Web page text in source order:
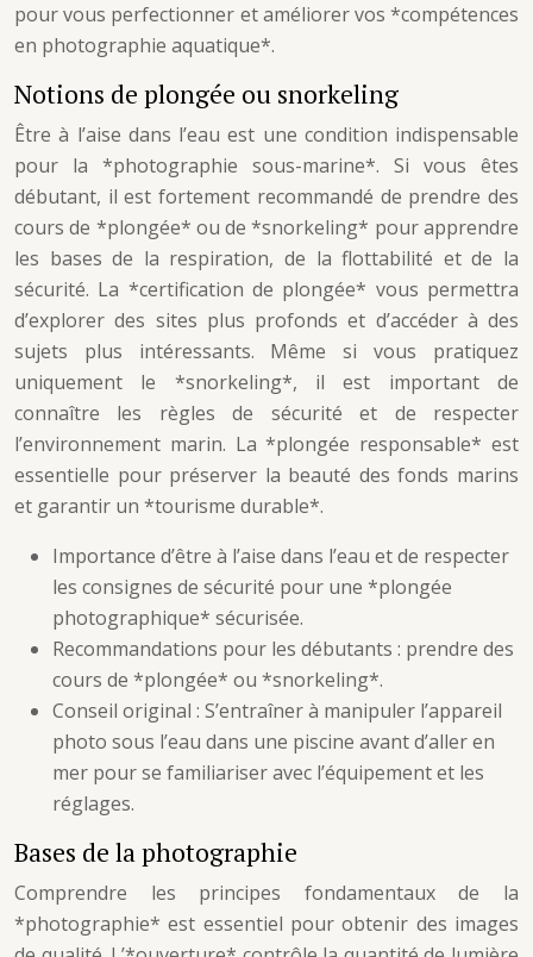
pour vous perfectionner et améliorer vos *compétences
en photographie aquatique*.
Notions de plongée ou snorkeling
Être à l’aise dans l’eau est une condition indispensable
pour la *photographie sous-marine*. Si vous êtes
débutant, il est fortement recommandé de prendre des
cours de *plongée* ou de *snorkeling* pour apprendre
les bases de la respiration, de la flottabilité et de la
sécurité. La *certification de plongée* vous permettra
d’explorer des sites plus profonds et d’accéder à des
sujets plus intéressants. Même si vous pratiquez
uniquement le *snorkeling*, il est important de
connaître les règles de sécurité et de respecter
l’environnement marin. La *plongée responsable* est
essentielle pour préserver la beauté des fonds marins
et garantir un *tourisme durable*.
Importance d’être à l’aise dans l’eau et de respecter
les consignes de sécurité pour une *plongée
photographique* sécurisée.
Recommandations pour les débutants : prendre des
cours de *plongée* ou *snorkeling*.
Conseil original : S’entraîner à manipuler l’appareil
photo sous l’eau dans une piscine avant d’aller en
mer pour se familiariser avec l’équipement et les
réglages.
Bases de la photographie
Comprendre les principes fondamentaux de la
*photographie* est essentiel pour obtenir des images